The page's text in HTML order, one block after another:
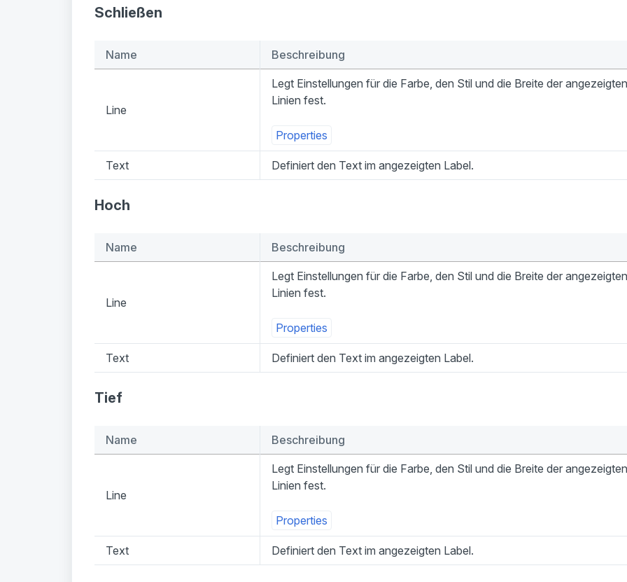
Schließen
Name Beschreibung
Line
Legt Einstellungen für die Farbe, den Stil und die Breite der angezeigten
Linien fest.
Properties
Text Definiert den Text im angezeigten Label.
Hoch
Name Beschreibung
Line
Legt Einstellungen für die Farbe, den Stil und die Breite der angezeigten
Linien fest.
Properties
Text Definiert den Text im angezeigten Label.
Tief
Name Beschreibung
Line
Legt Einstellungen für die Farbe, den Stil und die Breite der angezeigten
Linien fest.
Properties
Text Definiert den Text im angezeigten Label.